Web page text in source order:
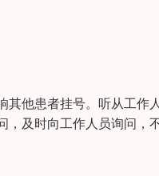
其他患者挂号。听从工作
，及时向工作人员询问，